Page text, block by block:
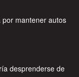
por mantener autos
desprenderse de